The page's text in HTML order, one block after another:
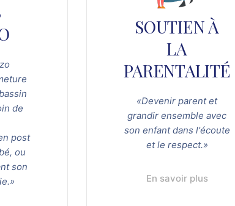
de
post
ou
son
SOUTIEN À
LA
PARENTALITÉ
«Devenir parent et
grandir ensemble avec
son enfant dans l'écoute
et le respect.»
En savoir plus